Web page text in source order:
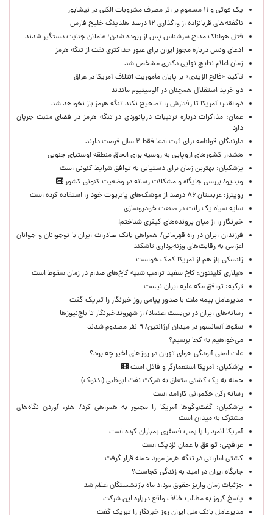
یک فوتی و ۱۱ مسموم بر اثر مصرف مشروبات الکلی در نیشابور
ناگفته‌های قربانزاده از واگذاری ۱۲ درصد هلدینگ خلیج فارس
قتل هولناک مداح سرشناس پس از ربوده شدن؛ عاملان جنایت دستگیر شدند
ادعای ونس درباره مجوز ایران برای عبور حداکثری نفت از تنگه هرمز
زمان اعلام نتایج نهایی دکتری مشخص شد
تأکید «فالح الزیدی» بر پایان مأموریت ائتلاف آمریکا در عراق
دو خرید استقلال همچنان در آلومینیوم ماندند
ذوالقدر: آمریکا تا رفتارش را تصحیح نکند تنگه هرمز باز نخواهد شد
عمان: مذاکرات درباره ترتیبات دریانوردی در تنگه هرمز در فضای مثبت جریان
دارد
دارندگان قولنامه برای ثبت ادعا فقط ۲ سال فرصت دارند
هشدار کشورهای اروپایی به روسیه برای الحاق منطقه اوستیای جنوبی
پزشکیان‌: بهترین زمان برای دستیابی به توافق شرایط کنونی است
ویدیو/ بررسی جایگاه و مشکلات رسانه در وضعیت کنونی کشور
رویترز: عربستان ۸۶ درصد از موشک‌های پاتریوت خود را استفاده کرده است
سایه سیاه یک رانت در صنعت خودروسازی
خبرنگار را از میان پرونده‌های کیفری شناختم!
​فرزندان ایران در راه قهرمانی/ همراهی بانک صادرات ایران با نوجوانان و جوانان
اعزامی به رقابت‌های وزنه‌برداری تاشکند
زلنسکی باز هم از آمریکا کمک خواست
هیلاری کلینتون: کاخ سفید ترامپ شبیه کاخ‌های صدام در زمان سقوط است
ترکیه: توافق مکه علیه ایران نیست
مدیرعامل بیمه ملت با صدور پیامی روز خبرنگار را تبریک گفت
رسانه‌های ایران در بن‌بست اعتماد/ از شهروندخبرنگار تا باج‌نیوزها
سقوط آسانسور در میدان آرژانتین/ ۹ نفر مصدوم شدند
می‌خواهیم به کجا برسیم؟
علت اصلی آلودگی هوای تهران در روزهای اخیر چه بود؟
پزشکیان: آمریکا استعمارگر و قاتل است
حمله به یک کشتی متعلق به شرکت نفت ابوظبی (ادنوک)
رسانه رکن حکمرانی کارآمد است
پزشکیان: گفت‌وگوها آمریکا را مجبور به همراهی کرد/ هنر، آوردن نگاه‌های
مشترک به میدان است
آمریکا لامرد را با بمب فسفری بمباران کرده است
عراقچی: توافق با عمان نزدیک است
کشتی اماراتی در تنگه هرمز مورد حمله قرار گرفت
جایگاه ایران در امید به زندگی کجاست؟
جزئیات زمان واریز حقوق مرداد ماه بازنشستگان اعلام شد
پاسخ کروز به مطالب خلاف واقع درباره این شرکت
مدیرعامل بانک ملی ایران روز خبرنگار را تبریک گفت